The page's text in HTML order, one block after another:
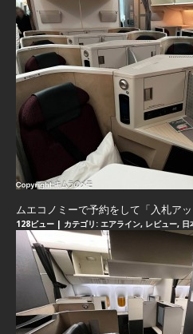
ムエコノミーで予約をして「入札ア
128ビュー | カテゴリ: エアライン, レビュー, 日